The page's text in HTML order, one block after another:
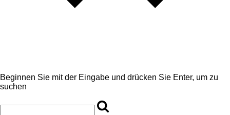
Beginnen Sie mit der Eingabe und drücken Sie Enter, um zu
suchen